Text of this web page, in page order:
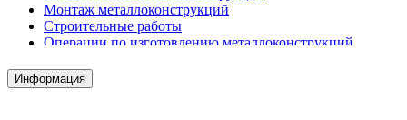
Монтаж металлоконструкций
Строительные работы
Операции по изготовлению металлоконструкций
Комплектация металлопроката
Изготовление винтовых свай
Информация